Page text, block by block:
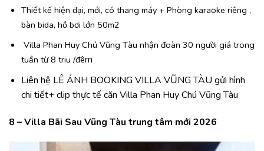
Thiết kế hiện đại, mới, có thang máy + Phòng karaoke riêng ,
bàn bida, hồ bơi lớn 50m2
Villa Phan Huy Chú Vũng Tàu nhận đoàn 30 người giá trong
tuần từ 8 triu /đêm
Liên hệ LÊ ÁNH BOOKING VILLA VŨNG TÀU gửi hình
chi tiết+ clip thực tế căn Villa Phan Huy Chú Vũng Tàu
8 – Villa Bãi Sau Vũng Tàu trung tâm mới 2026